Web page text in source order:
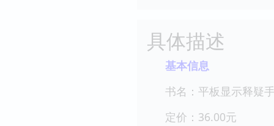
具体描述
基本信息
书名：平板显示释疑
定价：36.00元